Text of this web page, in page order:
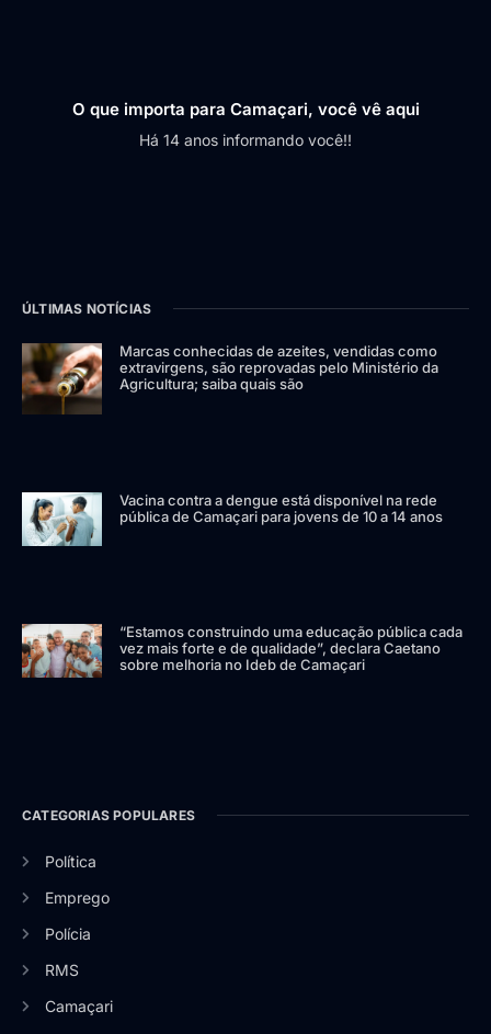
O que importa para Camaçari, você vê aqui
Há 14 anos informando você!!
ÚLTIMAS NOTÍCIAS
Marcas conhecidas de azeites, vendidas como
extravirgens, são reprovadas pelo Ministério da
Agricultura; saiba quais são
Vacina contra a dengue está disponível na rede
pública de Camaçari para jovens de 10 a 14 anos
“Estamos construindo uma educação pública cada
vez mais forte e de qualidade”, declara Caetano
sobre melhoria no Ideb de Camaçari
CATEGORIAS POPULARES
Política
Emprego
Polícia
RMS
Camaçari